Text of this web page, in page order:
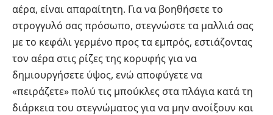
αέρα, είναι απαραίτητη. Για να βοηθήσετε το
στρογγυλό σας πρόσωπο, στεγνώστε τα μαλλιά σας
με το κεφάλι γερμένο προς τα εμπρός, εστιάζοντας
τον αέρα στις ρίζες της κορυφής για να
δημιουργήσετε ύψος, ενώ αποφύγετε να
«πειράζετε» πολύ τις μπούκλες στα πλάγια κατά τη
διάρκεια του στεγνώματος για να μην ανοίξουν και